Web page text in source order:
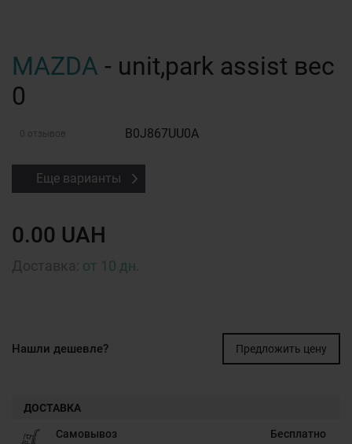
MAZDA - unit,park assist вес
0
0 отзывов B0J867UU0A
Еще варианты
0.00 UAH
от 10 дн.
Нашли дешевле? Предложить цену
ДОСТАВКА
Самовывоз Бесплатно